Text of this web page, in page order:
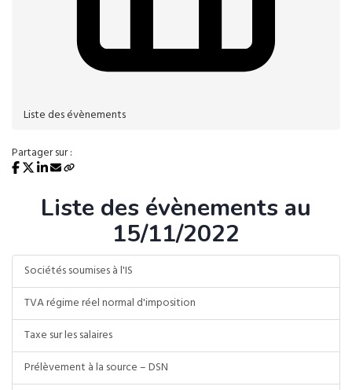
Liste des évènements
Partager sur :
Liste des évènements au
15/11/2022
Sociétés soumises à l'IS
TVA régime réel normal d'imposition
Taxe sur les salaires
Prélèvement à la source – DSN